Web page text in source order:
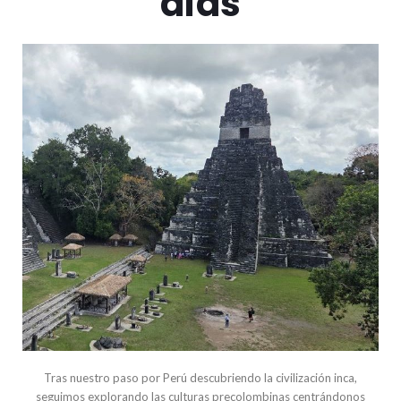
Tras nuestro paso por Perú descubriendo la civilización inca,
seguimos explorando las culturas precolombinas centrándonos